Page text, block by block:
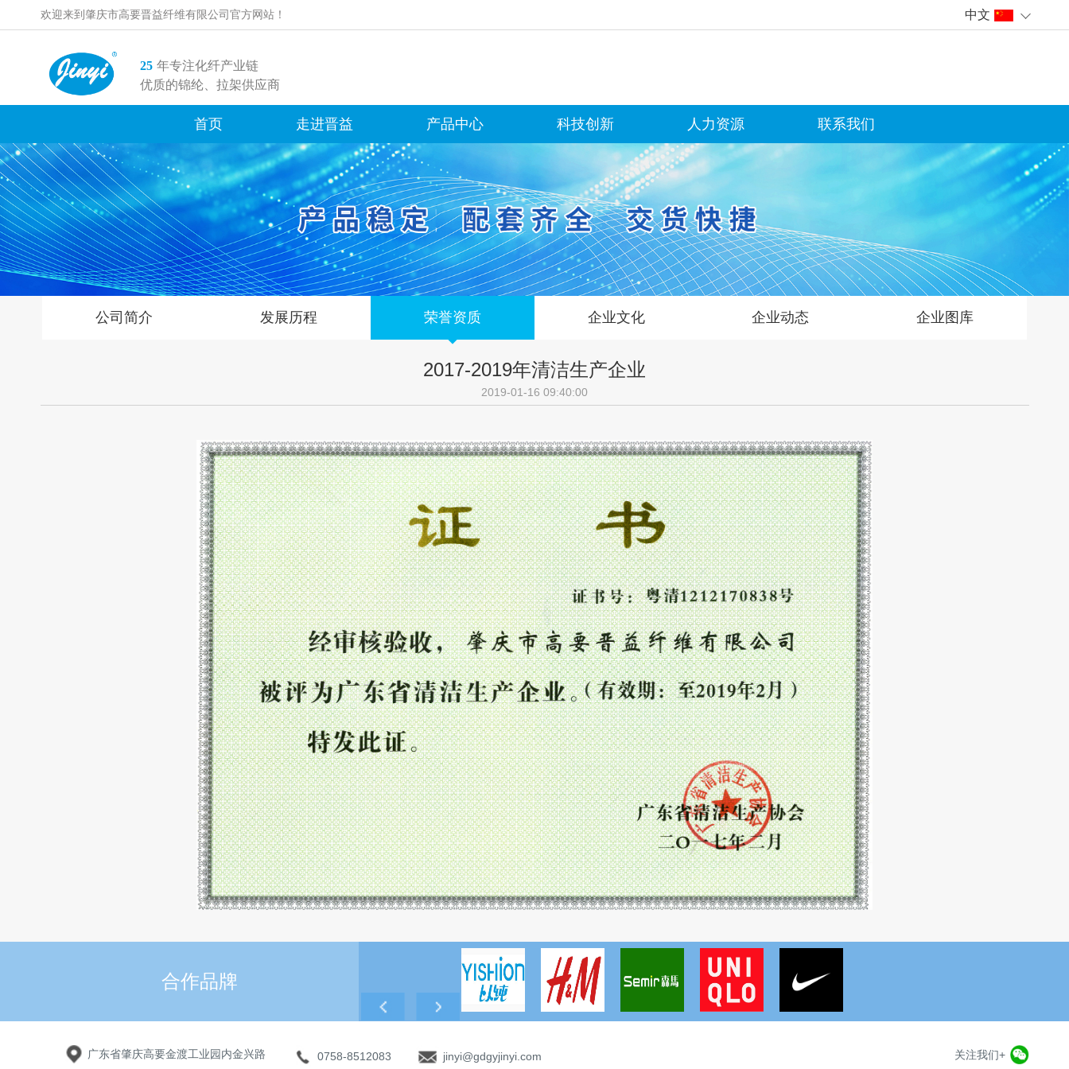
欢迎来到肇庆市高要晋益纤维有限公司官方网站！ 中文
25 年专注化纤产业链
优质的锦纶、拉架供应商
首页 走进晋益 产品中心 科技创新 人力资源 联系我们
公司简介 发展历程 荣誉资质 企业文化 企业动态 企业图库
2017-2019年清洁生产企业
2019-01-16 09:40:00
合作品牌
广东省肇庆高要金渡工业园内金兴路 0758-8512083 jinyi@gdgyjinyi.com 关注我们+